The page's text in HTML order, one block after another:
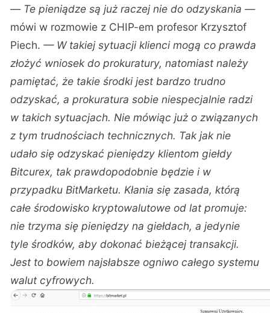
—Te pieniądze są już raczej nie do odzyskania —
mówi w rozmowie z CHIP-em profesor Krzysztof
Piech.— W takiej sytuacji klienci mogą co prawda
złożyć wniosek do prokuratury, natomiast należy
pamiętać, że takie środki jest bardzo trudno
odzyskać, a prokuratura sobie niespecjalnie radzi
w takich sytuacjach. Nie mówiąc już o związanych
z tym trudnościach technicznych. Tak jak nie
udało się odzyskać pieniędzy klientom giełdy
Bitcurex, tak prawdopodobnie będzie i w
przypadku BitMarketu. Kłania się zasada, którą
całe środowisko kryptowalutowe od lat promuje:
nie trzyma się pieniędzy na giełdach, a jedynie
tyle środków, aby dokonać bieżącej transakcji.
Jest to bowiem najsłabsze ogniwo całego systemu
walut cyfrowych.